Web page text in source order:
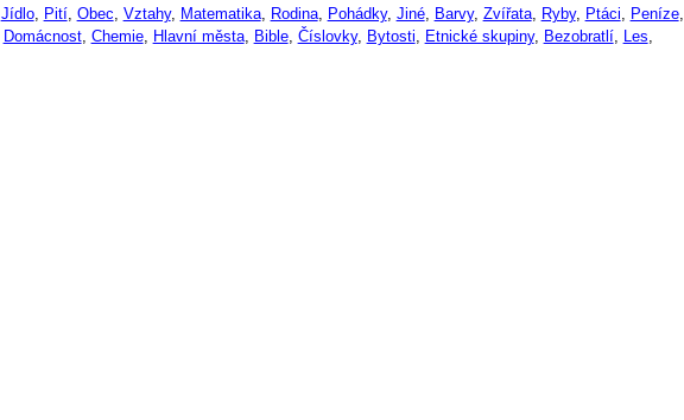
Jídlo, Pití, Obec, Vztahy, Matematika, Rodina, Pohádky, Jiné, Barvy, Zvířata, Ryby, Ptáci, Peníze,
Domácnost, Chemie, Hlavní města, Bible, Číslovky, Bytosti, Etnické skupiny, Bezobratlí, Les,